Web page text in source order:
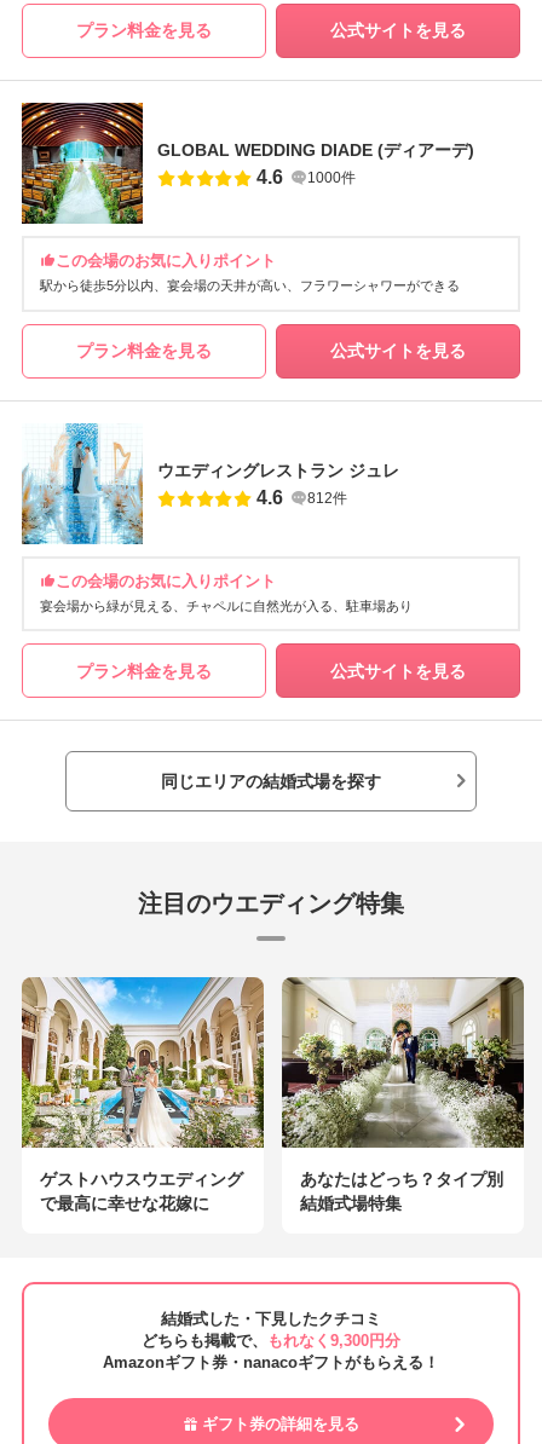
プラン料金を見る 公式サイトを見る
GLOBAL WEDDING DIADE (ディアーデ)
4.6 1000件
この会場のお気に入りポイント
駅から徒歩5分以内 宴会場の天井が高い フラワーシャワーができる
プラン料金を見る 公式サイトを見る
ウエディングレストラン ジュレ
4.6 812件
この会場のお気に入りポイント
宴会場から緑が見える チャペルに自然光が入る 駐車場あり
プラン料金を見る 公式サイトを見る
同じエリアの結婚式場を探す
注目のウエディング特集
ゲストハウスウエディング
で最高に幸せな花嫁に
あなたはどっち？タイプ別
結婚式場特集
結婚式した・下見したクチコミ
どちらも掲載で、
もれなく9,300円分
Amazonギフト券・nanacoギフトがもらえる！
ギフト券の詳細を見る